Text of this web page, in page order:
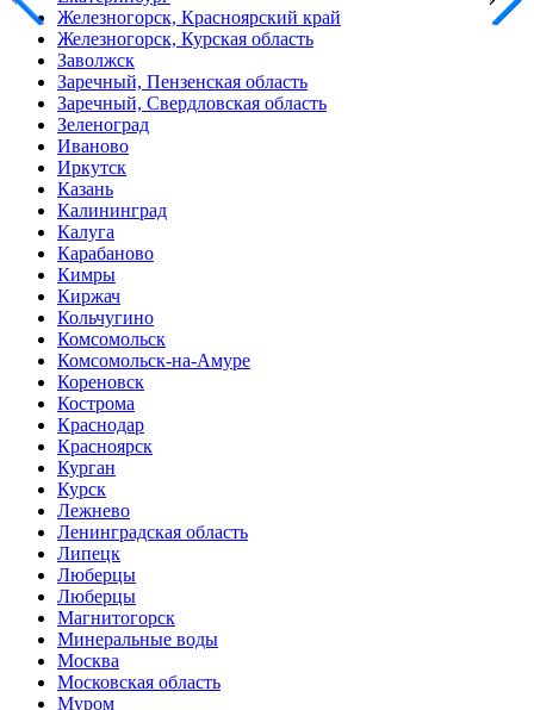
Железногорск, Красноярский край
Железногорск, Курская область
Заволжск
Заречный, Пензенская область
Заречный, Свердловская область
Зеленоград
Иваново
Иркутск
Казань
Калининград
Калуга
Карабаново
Кимры
Киржач
Кольчугино
Комсомольск
Комсомольск-на-Амуре
Кореновск
Кострома
Краснодар
Красноярск
Курган
Курск
Лежнево
Ленинградская область
Липецк
Люберцы
Люберцы
Магнитогорск
Минеральные воды
Москва
Московская область
Муром